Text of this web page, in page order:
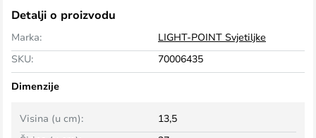
Detalji o proizvodu
Marka:
LIGHT-POINT Svjetiljke
SKU:
70006435
Dimenzije
Visina (u cm): 13,5